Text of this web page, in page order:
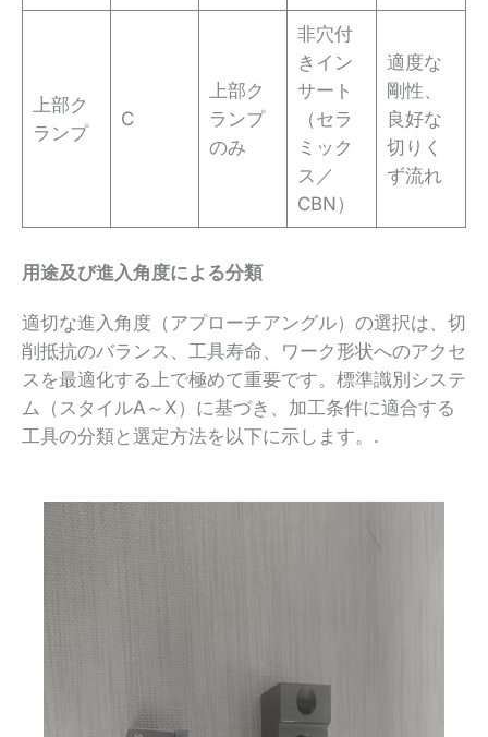
上部ク
ランプ
C
上部ク
ランプ
のみ
非穴付
きイン
サート
（セラ
ミック
ス／
CBN）
適度な
剛性、
良好な
切りく
ず流れ
用途及び進入角度による分類
適切な進入角度（アプローチアングル）の選択は、切
削抵抗のバランス、工具寿命、ワーク形状へのアクセ
スを最適化する上で極めて重要です。標準識別システ
ム（スタイルA～X）に基づき、加工条件に適合する
工具の分類と選定方法を以下に示します。.